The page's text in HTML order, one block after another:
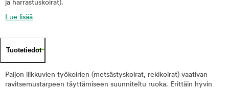
ja harrastuskoirat).
Lue lisää
Tuotetiedot
Paljon liikkuvien työkoirien (metsästyskoirat, rekikoirat) vaativan
ravitsemustarpeen täyttämiseen suunniteltu ruoka. Erittäin hyvin